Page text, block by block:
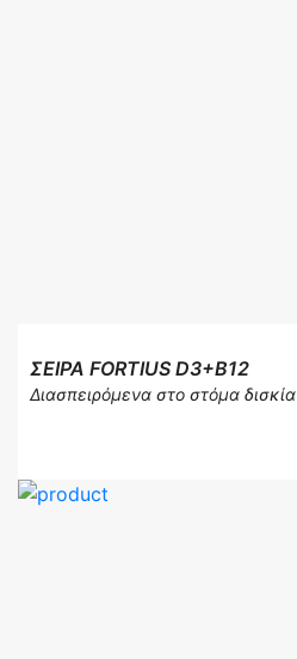
ΣΕΙΡΑ FORTIUS D3+B12
Διασπειρόμενα στο στόμα δισκία